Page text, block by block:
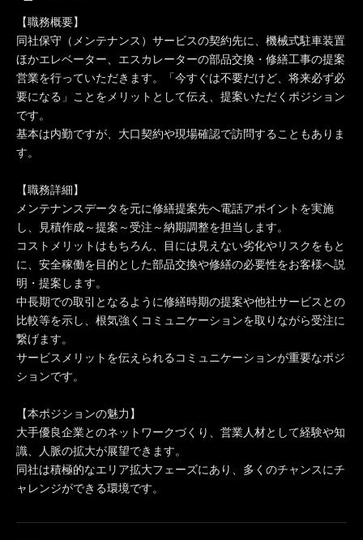
【職務概要】
同社保守（メンテナンス）サービスの契約先に、機械式駐車装置
ほかエレベーター、エスカレーターの部品交換・修繕工事の提案
営業を行っていただきます。「今すぐは不要だけど、将来必ず必
要になる」ことをメリットとして伝え、提案いただくポジション
です。
基本は内勤ですが、大口契約や現場確認で訪問することもありま
す。
【職務詳細】
メンテナンスデータを元に修繕提案先へ電話アポイントを実施
し、見積作成～提案～受注～納期調整を担当します。
コストメリットはもちろん、目には見えない劣化やリスクをもと
に、安全稼働を目的とした部品交換や修繕の必要性をお客様へ説
明・提案します。
中長期での取引となるように修繕時期の提案や他社サービスとの
比較等を示し、根気強くコミュニケーションを取りながら受注に
繋げます。
サービスメリットを伝えられるコミュニケーションが重要なポジ
ションです。
【本ポジションの魅力】
大手優良企業とのネットワークづくり、営業人材として経験や知
識、人脈の拡大が展望できます。
同社は積極的なエリア拡大フェーズにあり、多くのチャンスにチ
ャレンジができる環境です。